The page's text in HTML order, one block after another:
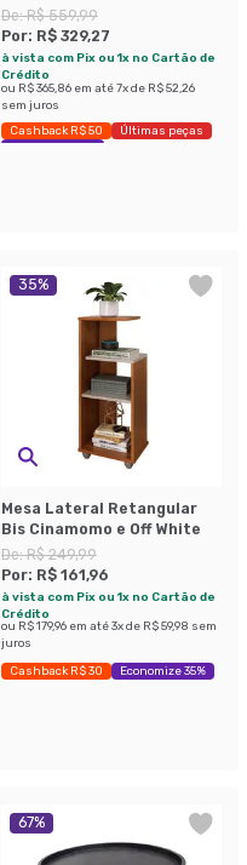
De:R$ 559,99
Por: R$ 329,27
à vista com Pix ou 1x no Cartão de
Crédito
ou R$ 365,86 em até7x de R$ 52,26
sem juros
Cashback R$ 50
Últimas peças
Economize 41%
35%
Mesa Lateral Retangular
Bis Cinamomo e Off White
De:R$ 249,99
Por: R$ 161,96
à vista com Pix ou 1x no Cartão de
Crédito
ou R$ 179,96 em até3x de R$ 59,98 sem
juros
Cashback R$ 30 Economize 35%
67%